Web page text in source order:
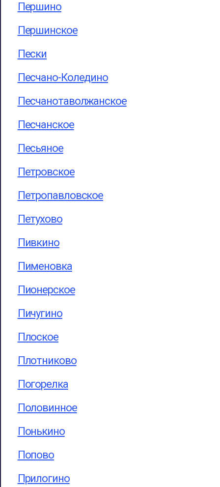
Першино
Першинское
Пески
Песчано-Коледино
Песчанотаволжанское
Песчанское
Песьяное
Петровское
Петропавловское
Петухово
Пивкино
Пименовка
Пионерское
Пичугино
Плоское
Плотниково
Погорелка
Половинное
Понькино
Попово
Прилогино